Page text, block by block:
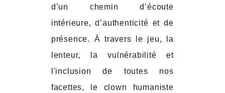
d’un chemin d’écoute
intérieure, d’authenticité et de
présence. À travers le jeu, la
lenteur, la vulnérabilité et
l'inclusion de toutes nos
facettes, le clown humaniste